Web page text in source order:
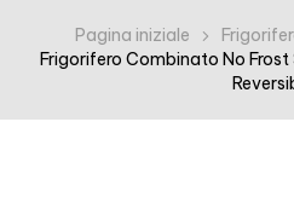
Pagina iniziale
Frigorifero Combinato No